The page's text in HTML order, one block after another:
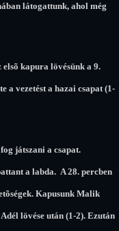
látogattunk, ahol még
kapura lövésünk a 9.
a vezetést a hazai csapat (1-
játszani a csapat.
a labda. A 28. percben
Kapusunk Malik
lövése után (1-2). Ezután